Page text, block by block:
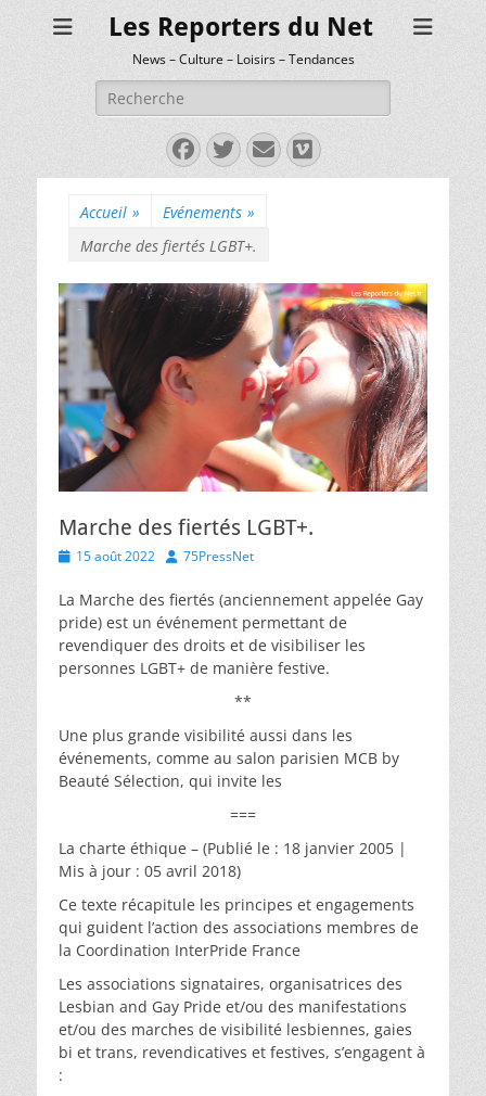
Les Reporters du Net
News – Culture – Loisirs – Tendances
Rechercher :
Facebook
Twitter
E-
mail
Vimeo
Accueil » Evénements »
Marche des fiertés LGBT+.
Marche des fiertés LGBT+.
Posted15 août 2022 Author
75PressNet
La Marche des fiertés (anciennement appelée Gay
pride) est un événement permettant de
revendiquer des droits et de visibiliser les
personnes LGBT+ de manière festive.
**
Une plus grande visibilité aussi dans les
événements, comme au salon parisien MCB by
Beauté Sélection, qui invite les
===
La charte éthique – (Publié le : 18 janvier 2005 |
Mis à jour : 05 avril 2018)
Ce texte récapitule les principes et engagements
qui guident l’action des associations membres de
la Coordination InterPride France
Les associations signataires, organisatrices des
Lesbian and Gay Pride et/ou des manifestations
et/ou des marches de visibilité lesbiennes, gaies
bi et trans, revendicatives et festives, s’engagent à
: